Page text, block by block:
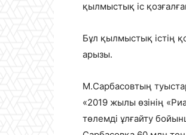
қылмыстық іс
Бұл қылмыстық істің
арызы.
М.Сарбасовтың
«2019 жылы өзінің
төлемді ұлғайту